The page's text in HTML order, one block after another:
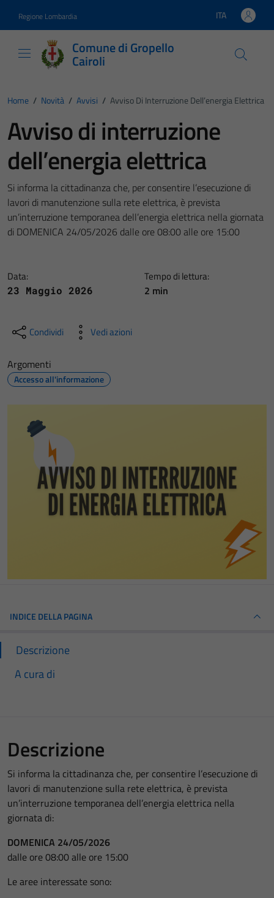
Regione Lombardia Lingua attiva:
ITA
Comune di Gropello
Cairoli
Home / Novità / Avvisi / Avviso Di Interruzione Dell’energia Elettrica
Avviso di interruzione
dell’energia elettrica
Si informa la cittadinanza che, per consentire l’esecuzione di
lavori di manutenzione sulla rete elettrica, è prevista
un’interruzione temporanea dell’energia elettrica nella giornata
di DOMENICA 24/05/2026 dalle ore 08:00 alle ore 15:00
Data:
23 Maggio 2026
Tempo di lettura:
2 min
Condividi Vedi azioni
Argomenti
Accesso all'informazione
INDICE DELLA PAGINA
Descrizione
A cura di
Descrizione
Si informa la cittadinanza che, per consentire l’esecuzione di
lavori di manutenzione sulla rete elettrica, è prevista
un’interruzione temporanea dell’energia elettrica nella
giornata di:
DOMENICA 24/05/2026
dalle ore 08:00 alle ore 15:00
Le aree interessate sono: